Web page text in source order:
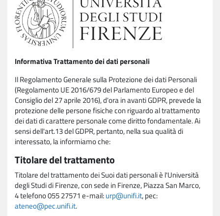
Informativa Trattamento dei dati personali
Il Regolamento Generale sulla Protezione dei dati Personali
(Regolamento UE 2016/679 del Parlamento Europeo e del
Consiglio del 27 aprile 2016), d'ora in avanti GDPR, prevede la
protezione delle persone fisiche con riguardo al trattamento
dei dati di carattere personale come diritto fondamentale. Ai
sensi dell'art.13 del GDPR, pertanto, nella sua qualità di
interessato, la informiamo che:
Titolare del trattamento
Titolare del trattamento dei Suoi dati personali è l'Università
degli Studi di Firenze, con sede in Firenze, Piazza San Marco,
4 telefono 055 27571 e-mail:urp@unifi.it, pec:
ateneo@pec.unifi.it.